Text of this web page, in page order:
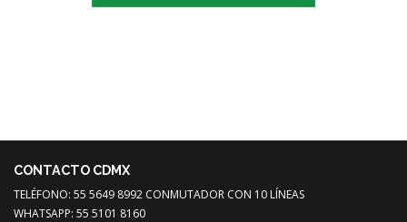
CONTACTO CDMX
TELÉFONO: 55 5649 8992 CONMUTADOR CON 10 LÍNEAS
WHATSAPP: 55 5101 8160